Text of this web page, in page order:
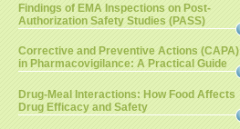
Findings of EMA Inspections on Post-
Authorization Safety Studies (PASS)
Corrective and Preventive Actions (CAPA)
in Pharmacovigilance: A Practical Guide
Drug-Meal Interactions: How Food Affects
Drug Efficacy and Safety